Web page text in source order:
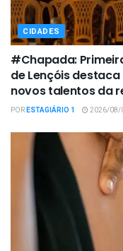
CIDADES
#Chapada:
de Lençóis
novos talentos da
PORESTAGIÁRIO 1 2026/08/